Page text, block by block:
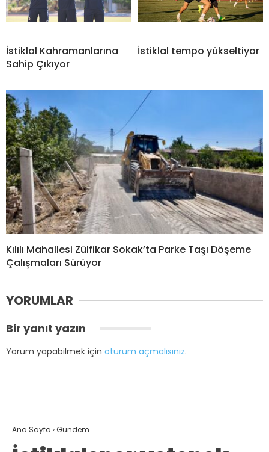
İstiklal Kahramanlarına
Sahip Çıkıyor
İstiklal tempo yükseltiyor
Kılılı Mahallesi Zülfikar Sokak’ta Parke Taşı Döşeme
Çalışmaları Sürüyor
YORUMLAR
Bir yanıt yazın
Yorum yapabilmek için oturum açmalısınız.
Ana Sayfa ›Gündem